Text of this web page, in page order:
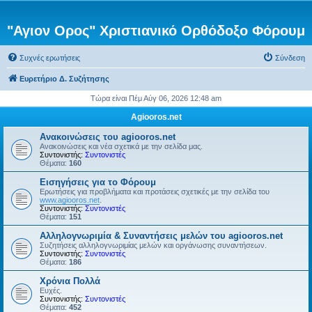
"Αγιον Ορος" Χριστιανικό Ορθόδοξο Φόρουμ
Συχνές ερωτήσεις Σύνδεση
Ευρετήριο Δ. Συζήτησης
Τώρα είναι Πέμ Αύγ 06, 2026 12:48 am
Agiooros.net
Ανακοινώσεις του agiooros.net
Ανακοινώσεις και νέα σχετικά με την σελίδα μας.
Συντονιστής: Συντονιστές
Θέματα: 160
Εισηγήσεις για το Φόρουμ
Ερωτήσεις για προβλήματα και προτάσεις σχετικές με την σελίδα του
www.agiooros.net
Συντονιστής: Συντονιστές
Θέματα: 151
Αλληλογνωριμία & Συναντήσεις μελών του agiooros.net
Συζητήσεις αλληλογνωριμίας μελών και οργάνωσης συναντήσεων.
Συντονιστής: Συντονιστές
Θέματα: 186
Χρόνια Πολλά
Ευχές.
Συντονιστής: Συντονιστές
Θέματα: 452